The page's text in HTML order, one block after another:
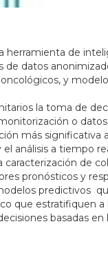
herramienta de
datos
y
la toma de
o
más significativa
análisis a tiempo
de
pronósticos y
predictivos
que estratifiquen
basadas en